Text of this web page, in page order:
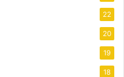
22
20
19
18